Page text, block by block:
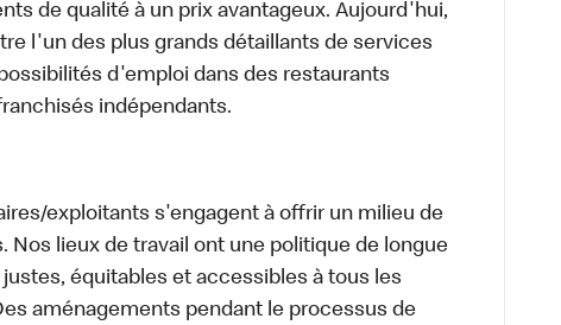
de qualité à un prix avantageux. Aujourd'hui,
l'un des plus grands détaillants de services
d'emploi dans des restaurants
indépendants.
exploitants s'engagent à offrir un milieu de
lieux de travail ont une politique de longue
équitables et accessibles à tous les
aménagements pendant le processus de